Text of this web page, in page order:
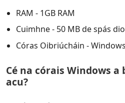
RAM - 1GB RAM
Cuimhne - 50 MB de spás
Córas Oibriúcháin -
Cé na córais Windows
acu?